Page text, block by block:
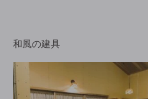
和風の建具